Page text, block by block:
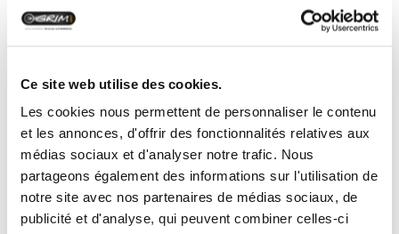
Ce site web utilise des cookies.
Les cookies nous permettent de personnaliser le contenu
et les annonces, d'offrir des fonctionnalités relatives aux
médias sociaux et d'analyser notre trafic. Nous
partageons également des informations sur l'utilisation de
notre site avec nos partenaires de médias sociaux, de
publicité et d'analyse, qui peuvent combiner celles-ci